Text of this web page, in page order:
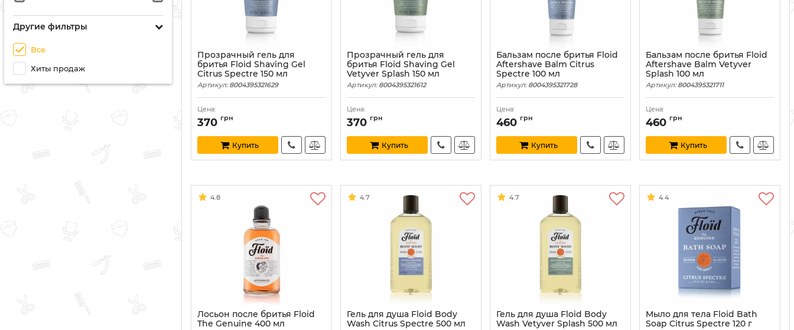
Другие фильтры
Все
Хиты продаж
Прозрачный гель для
бритья Floid Shaving Gel
Citrus Spectre 150 мл
Артикул: 8004395321629
Цена:
370 грн
Купить
Прозрачный гель для
бритья Floid Shaving Gel
Vetyver Splash 150 мл
Артикул: 8004395321612
Цена:
370 грн
Купить
Бальзам после бритья Floid
Aftershave Balm Citrus
Spectre 100 мл
Артикул: 8004395321728
Цена:
460 грн
Купить
Бальзам после бритья Floid
Aftershave Balm Vetyver
Splash 100 мл
Артикул: 8004395321711
Цена:
460 грн
Купить
4.8
Лосьон после бритья Floid
The Genuine 400 мл
4.7
Гель для душа Floid Body
Wash Citrus Spectre 500 мл
4.7
Гель для душа Floid Body
Wash Vetyver Splash 500 мл
4.4
Мыло для тела Floid Bath
Soap Citrus Spectre 120 г